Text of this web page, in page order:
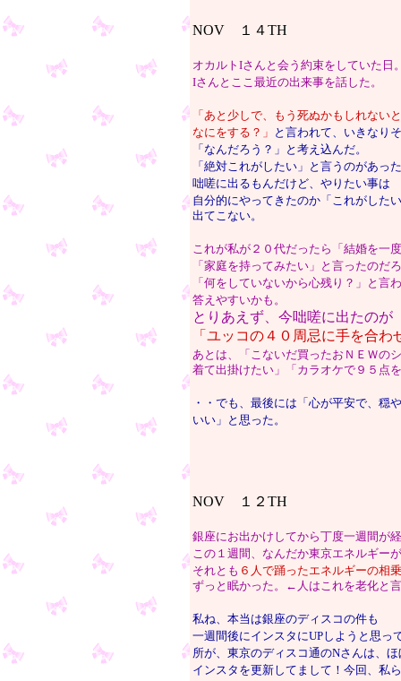
NOV １４TH
オカルトIさんと会う約束をしていた日
Iさんとここ最近の出来事を話した。
「あと少しで、もう死ぬかもしれない
なにをする？」
と言われて、いきなり
「なんだろう？」と考え込んだ。
「絶対これがしたい」と言うのがあっ
咄嗟に出るもんだけど、やりたい事は
自分的にやってきたのか「これがした
出てこない。
これが私が２０代だったら「結婚を一
「家庭を持ってみたい」と言ったのだ
「何をしていないから心残り？」と言
答えやすいかも。
とりあえず、今咄嗟に出たのが
「ユッコの４０周忌に手を合
あとは、「こないだ買ったおＮＥＷの
着て出掛けたい」「カラオケで９５点
・・でも、最後には「心が平安で、穏
いい」と思った。
NOV １２TH
銀座にお出かけしてから丁度一週間が
この１週間、なんだか東京エネルギー
それとも ６人で踊ったエネルギーの相
ずっと眠かった。←人はこれを老化と
私ね、本当は銀座のディスコの件も
一週間後にインスタにUPしようと思っ
所が、東京のディスコ通のNさんは、ほ
インスタを更新してまして！今回、私